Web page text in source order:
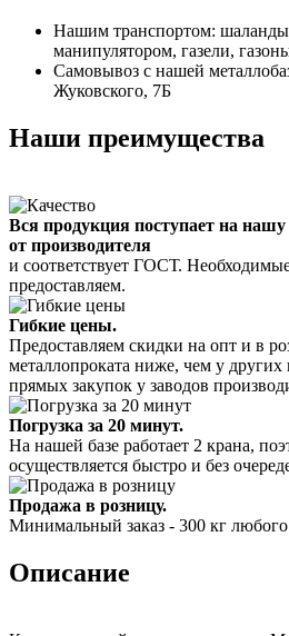
Нашим транспортом:
манипулятором, газели,
Самовывоз с нашей
Жуковского, 7Б
Наши преимущества
Вся продукция поступает на
от производителя
и соответствует ГОСТ.
предоставляем.
Гибкие цены.
Предоставляем скидки на опт и в
металлопроката ниже, чем у других
прямых закупок у заводов
Погрузка за 20 минут.
На нашей базе работает 2 крана,
осуществляется быстро и без
Продажа в розницу.
Минимальный заказ - 300 кг любого
Описание